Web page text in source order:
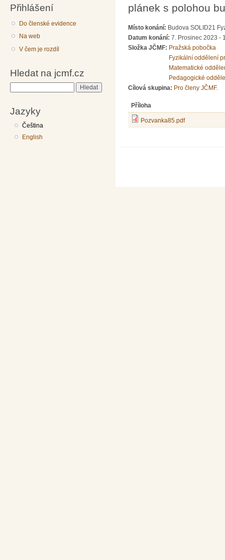
Přihlášení
Do členské evidence
Na web
V čem je rozdíl
Hledat na jcmf.cz
Jazyky
Čeština
English
plánek s polohou
Místo konání: Budova SOLID21
Datum konání: 7. Prosinec 2023 -
Složka JČMF: Pražská pobočka
Fyzikální oddělení
Matematické
Pedagogické
Cílová skupina: Pro členy JČMF.
Příloha
Pozvanka85.pdf